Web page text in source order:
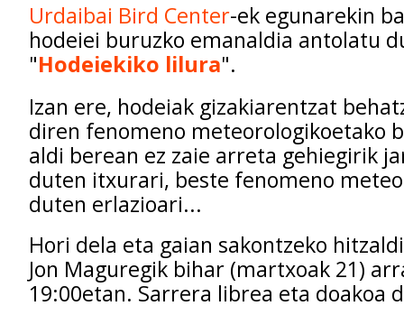
Urdaibai Bird Center-ek egunarekin
hodeiei buruzko emanaldia antolatu
"Hodeiekiko lilura".
Izan ere, hodeiak gizakiarentzat
diren fenomeno meteorologikoetako
aldi berean ez zaie arreta gehiegirik
duten itxurari, beste fenomeno
duten erlazioari...
Hori dela eta gaian sakontzeko
Jon Maguregik bihar (martxoak 21)
19:00etan. Sarrera librea eta doakoa